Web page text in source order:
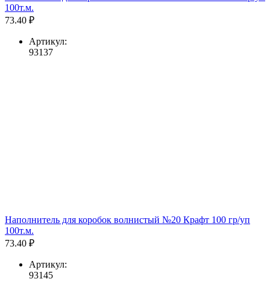
100т.м.
73.40 ₽
Артикул:
93137
Наполнитель для коробок волнистый №20 Крафт 100 гр/уп
100т.м.
73.40 ₽
Артикул:
93145